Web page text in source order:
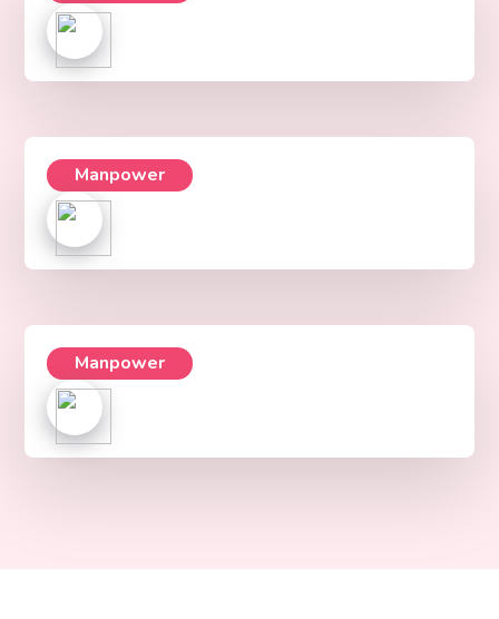
Manpower
Manpower